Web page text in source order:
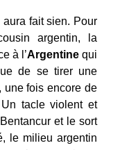
aura fait sien. Pour
argentin, la
à l’Argentine qui
de se tirer une
une fois encore de
tacle violent et
et le sort
le milieu argentin